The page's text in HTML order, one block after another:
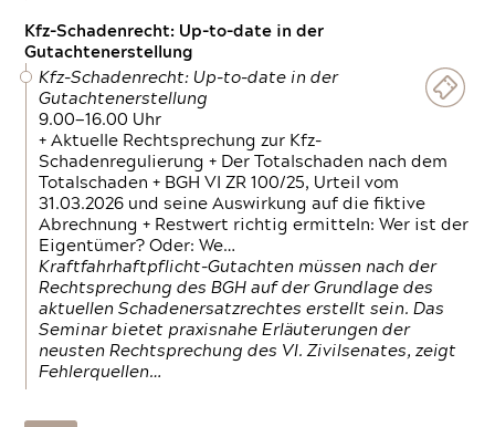
Kfz-Schadenrecht: Up-to-date in der
Gutachtenerstellung
Kfz-Schadenrecht: Up-to-date in der
Gutachtenerstellung
9.00—16.00 Uhr
+ Aktuelle Rechtsprechung zur Kfz-
Schadenregulierung + Der Totalschaden nach dem
Totalschaden + BGH VI ZR 100/25, Urteil vom
31.03.2026 und seine Auswirkung auf die fiktive
Abrechnung + Restwert richtig ermitteln: Wer ist der
Eigentümer? Oder: We…
Kraftfahrhaftpflicht-Gutachten müssen nach der
Rechtsprechung des BGH auf der Grundlage des
aktuellen Schadenersatzrechtes erstellt sein. Das
Seminar bietet praxisnahe Erläuterungen der
neusten Rechtsprechung des VI. Zivilsenates, zeigt
Fehlerquellen…